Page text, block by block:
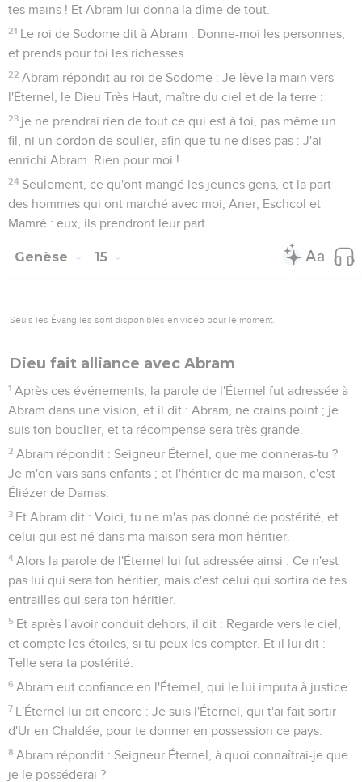
tes mains ! Et Abram lui donna la dîme de tout.
21 Le roi de Sodome dit à Abram : Donne-moi les personnes,
et prends pour toi les richesses.
22 Abram répondit au roi de Sodome : Je lève la main vers
l'Éternel, le Dieu Très Haut, maître du ciel et de la terre :
23 je ne prendrai rien de tout ce qui est à toi, pas même un
fil, ni un cordon de soulier, afin que tu ne dises pas : J'ai
enrichi Abram. Rien pour moi !
24 Seulement, ce qu'ont mangé les jeunes gens, et la part
des hommes qui ont marché avec moi, Aner, Eschcol et
Mamré : eux, ils prendront leur part.
Genèse 15
Seuls les Évangiles sont disponibles en vidéo pour le moment.
Dieu fait alliance avec Abram
1 Après ces événements, la parole de l'Éternel fut adressée à
Abram dans une vision, et il dit : Abram, ne crains point ; je
suis ton bouclier, et ta récompense sera très grande.
2 Abram répondit : Seigneur Éternel, que me donneras-tu ?
Je m'en vais sans enfants ; et l'héritier de ma maison, c'est
Éliézer de Damas.
3 Et Abram dit : Voici, tu ne m'as pas donné de postérité, et
celui qui est né dans ma maison sera mon héritier.
4 Alors la parole de l'Éternel lui fut adressée ainsi : Ce n'est
pas lui qui sera ton héritier, mais c'est celui qui sortira de tes
entrailles qui sera ton héritier.
5 Et après l'avoir conduit dehors, il dit : Regarde vers le ciel,
et compte les étoiles, si tu peux les compter. Et il lui dit :
Telle sera ta postérité.
6 Abram eut confiance en l'Éternel, qui le lui imputa à justice.
7 L'Éternel lui dit encore : Je suis l'Éternel, qui t'ai fait sortir
d'Ur en Chaldée, pour te donner en possession ce pays.
8 Abram répondit : Seigneur Éternel, à quoi connaîtrai-je que
je le posséderai ?